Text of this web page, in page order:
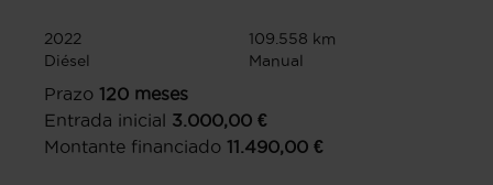
2022
109.558 km
Diésel
Manual
Prazo 120 meses
Entrada inicial 3.000,00 €
Montante financiado 11.490,00 €